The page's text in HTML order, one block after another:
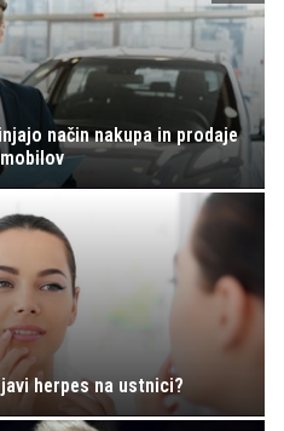
način nakupa in prodaje
herpes na ustnici?